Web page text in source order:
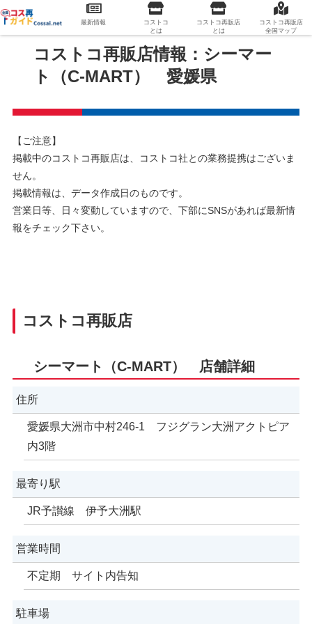
コストコ再販店情報：シーマー
ト（C-MART） 愛媛県
【ご注意】
掲載中のコストコ再販店は、コストコ社との業務提携はございま
せん。
掲載情報は、データ作成日のものです。
営業日等、日々変動していますので、下部にSNSがあれば最新情
報をチェック下さい。
コストコ再販店
シーマート（C-MART） 店舗詳細
住所
愛媛県大洲市中村246-1 フジグラン大洲アクトピア
内3階
最寄り駅
JR予讃線 伊予大洲駅
営業時間
不定期 サイト内告知
駐車場
最新情報
コストコ
とは
コストコ再販店
とは
コストコ再販店
全国マップ